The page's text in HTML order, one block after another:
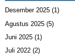
Desember 2025 (1)
Agustus 2025 (5)
Juni 2025 (1)
Juli 2022 (2)